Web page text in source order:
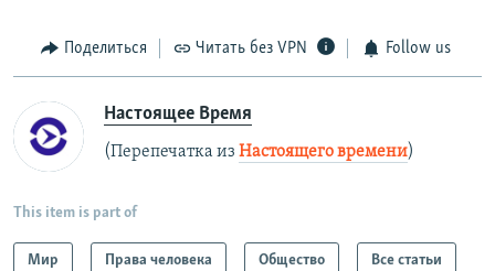
Поделиться Читать без VPN Follow us
Настоящее Время
(Перепечатка из Настоящего времени)
This item is part of
Мир Права человека Общество Все статьи